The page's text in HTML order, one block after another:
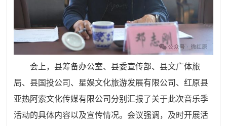
会上，县筹备办公室、县委宣传部、县文广体旅
局、县国投公司、星娱文化旅游发展有限公司、红原县
亚热阿索文化传媒有限公司分别汇报了关于此次音乐季
活动的具体内容以及宣传情况。会议强调，及时开展活